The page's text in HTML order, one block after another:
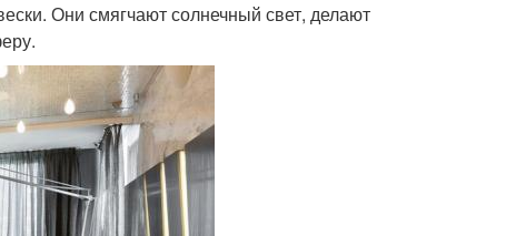
Они смягчают солнечный свет, делают